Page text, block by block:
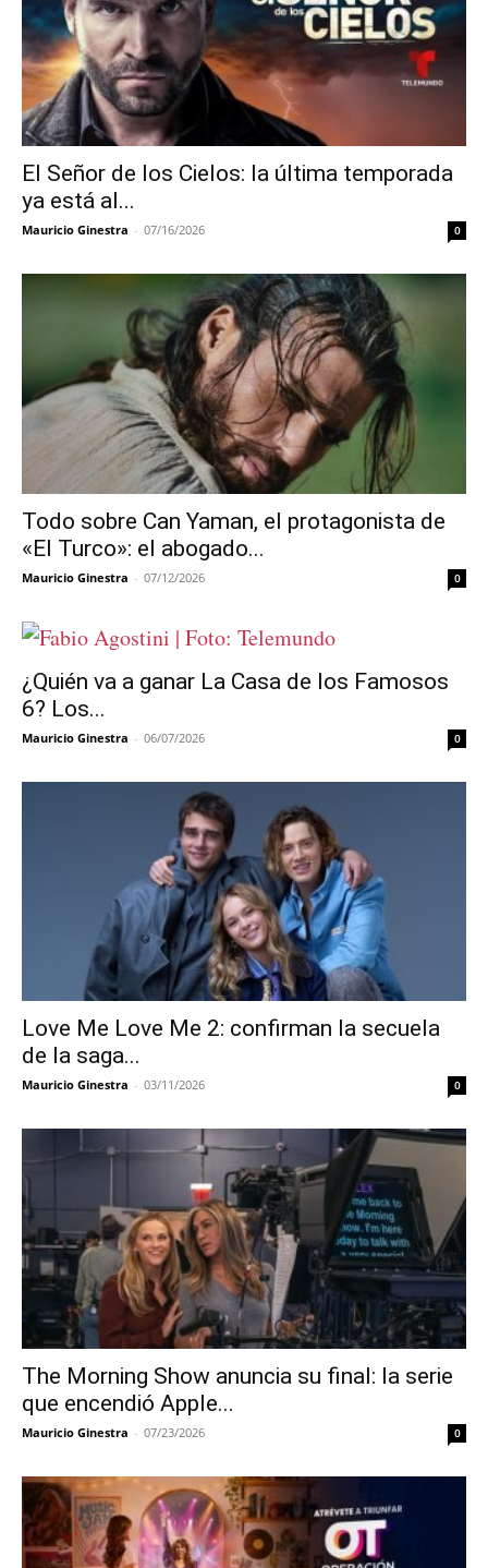
El Señor de los Cielos: la última temporada
ya está al...
Mauricio Ginestra - 07/16/2026 0
Todo sobre Can Yaman, el protagonista de
«El Turco»: el abogado...
Mauricio Ginestra - 07/12/2026 0
¿Quién va a ganar La Casa de los Famosos
6? Los...
Mauricio Ginestra - 06/07/2026 0
Love Me Love Me 2: confirman la secuela
de la saga...
Mauricio Ginestra - 03/11/2026 0
The Morning Show anuncia su final: la serie
que encendió Apple...
Mauricio Ginestra - 07/23/2026 0